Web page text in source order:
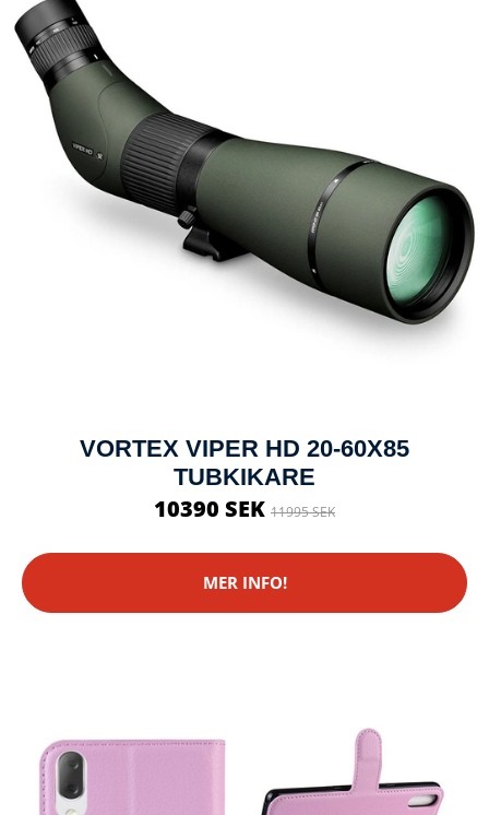
VORTEX VIPER HD 20-60X85
TUBKIKARE
10390 SEK 11995 SEK
MER INFO!